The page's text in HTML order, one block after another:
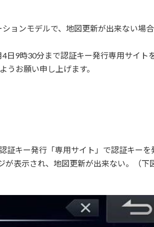
ョンモデルで、地図更新が出来ない場
9時30分まで認証キー発行専用サイト
お願い申し上げます。
キー発行「専用サイト」で認証キーを
表示され、地図更新が出来ない。（下